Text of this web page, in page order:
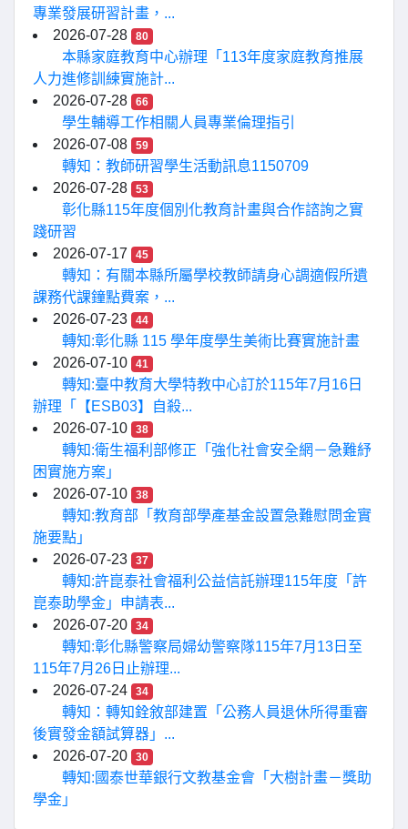
專業發展研習計畫，...
2026-07-28
80
本縣家庭教育中心辦理「113年度家庭教育推展
人力進修訓練實施計...
2026-07-28
66
學生輔導工作相關人員專業倫理指引
2026-07-08
59
轉知：教師研習學生活動訊息1150709
2026-07-28
53
彰化縣115年度個別化教育計畫與合作諮詢之實
踐研習
2026-07-17
45
轉知：有關本縣所屬學校教師請身心調適假所遺
課務代課鐘點費案，...
2026-07-23
44
轉知:彰化縣 115 學年度學生美術比賽實施計畫
2026-07-10
41
轉知:臺中教育大學特教中心訂於115年7月16日
辦理「【ESB03】自殺...
2026-07-10
38
轉知:衛生福利部修正「強化社會安全網－急難紓
困實施方案」
2026-07-10
38
轉知:教育部「教育部學產基金設置急難慰問金實
施要點」
2026-07-23
37
轉知:許崑泰社會福利公益信託辦理115年度「許
崑泰助學金」申請表...
2026-07-20
34
轉知:彰化縣警察局婦幼警察隊115年7月13日至
115年7月26日止辦理...
2026-07-24
34
轉知：轉知銓敘部建置「公務人員退休所得重審
後實發金額試算器」...
2026-07-20
30
轉知:國泰世華銀行文教基金會「大樹計畫－獎助
學金」